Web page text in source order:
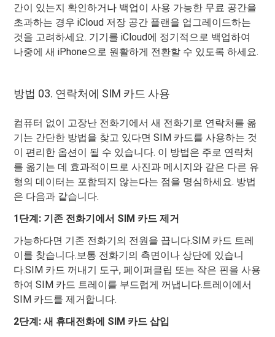
간이 있는지 확인하거나 백업이 사용 가능한 무료 공간을
초과하는 경우 iCloud 저장 공간 플랜을 업그레이드하는
것을 고려하세요. 기기를 iCloud에 정기적으로 백업하여
나중에 새 iPhone으로 원활하게 전환할 수 있도록 하세요.
방법 03. 연락처에 SIM 카드 사용
컴퓨터 없이 고장난 전화기에서 새 전화기로 연락처를 옮
기는 간단한 방법을 찾고 있다면 SIM 카드를 사용하는 것
이 편리한 옵션이 될 수 있습니다. 이 방법은 주로 연락처
를 옮기는 데 효과적이므로 사진과 메시지와 같은 다른 유
형의 데이터는 포함되지 않는다는 점을 명심하세요. 방법
은 다음과 같습니다.
1단계: 기존 전화기에서 SIM 카드 제거
가능하다면 기존 전화기의 전원을 끕니다.SIM 카드 트레
이를 찾습니다.보통 전화기의 측면이나 상단에 있습니
다.SIM 카드 꺼내기 도구, 페이퍼클립 또는 작은 핀을 사용
하여 SIM 카드 트레이를 부드럽게 꺼냅니다.트레이에서
SIM 카드를 제거합니다.
2단계: 새 휴대전화에 SIM 카드 삽입